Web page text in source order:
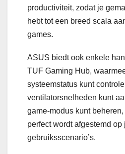
productiviteit, zodat je
hebt tot een breed scala
games.
ASUS biedt ook enkele
TUF Gaming Hub,
systeemstatus kunt
ventilatorsnelheden kunt
game-modus kunt
perfect wordt afgestemd op
gebruiksscenario’s.